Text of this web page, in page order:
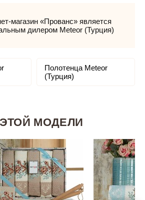
магазин «Прованс» является
дилером Meteor (Турция)
Полотенца Meteor
(Турция)
МОДЕЛИ